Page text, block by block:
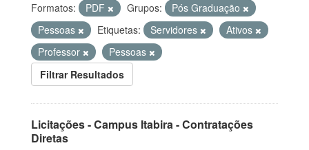
Formatos:
PDF Grupos:
Pós Graduação
Pessoas
Etiquetas: Servidores
Ativos
Professor
Pessoas
Filtrar Resultados
Licitações - Campus Itabira - Contratações
Diretas